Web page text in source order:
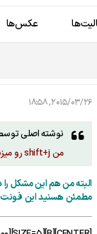
عکس‌ها
2015/03/26, 18:58
نوشته اصلی
من shift+j رو میزنم تبدیل به یـ میشه
البته من هم این مشکل
مطمئن هسنید این فونت